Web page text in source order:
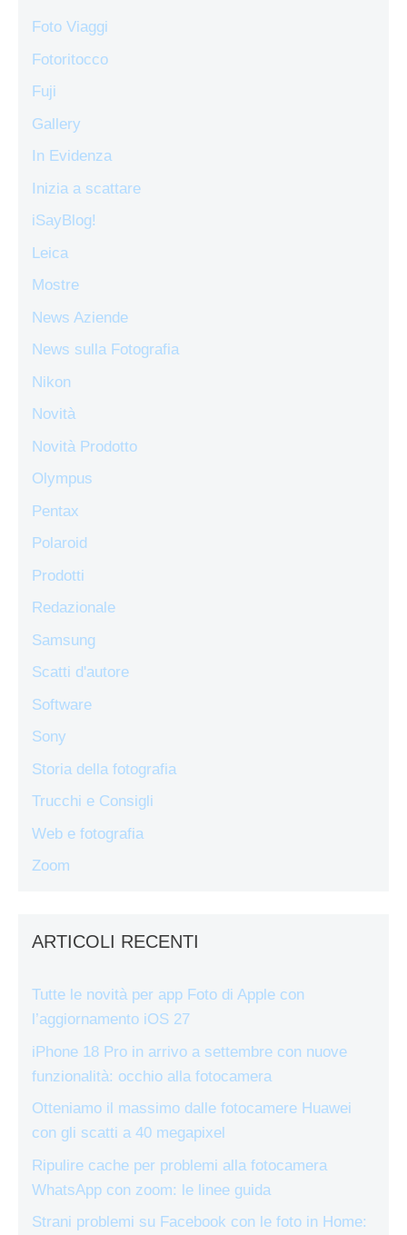
Foto Viaggi
Fotoritocco
Fuji
Gallery
In Evidenza
Inizia a scattare
iSayBlog!
Leica
Mostre
News Aziende
News sulla Fotografia
Nikon
Novità
Novità Prodotto
Olympus
Pentax
Polaroid
Prodotti
Redazionale
Samsung
Scatti d'autore
Software
Sony
Storia della fotografia
Trucchi e Consigli
Web e fotografia
Zoom
ARTICOLI RECENTI
Tutte le novità per app Foto di Apple con
l’aggiornamento iOS 27
iPhone 18 Pro in arrivo a settembre con nuove
funzionalità: occhio alla fotocamera
Otteniamo il massimo dalle fotocamere Huawei
con gli scatti a 40 megapixel
Ripulire cache per problemi alla fotocamera
WhatsApp con zoom: le linee guida
Strani problemi su Facebook con le foto in Home: